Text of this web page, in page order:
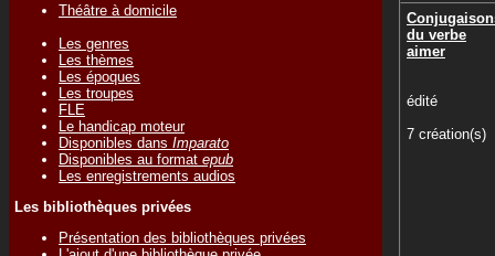
Théâtre à domicile
Les genres
Les thèmes
Les époques
Les troupes
FLE
Le handicap moteur
Disponibles dans Imparato
Disponibles au format epub
Les enregistrements audios
Les bibliothèques privées
Présentation des bibliothèques privées
du verbe
aimer
édité
7 création(s)